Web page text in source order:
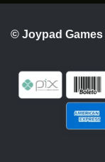
© Joypad Games